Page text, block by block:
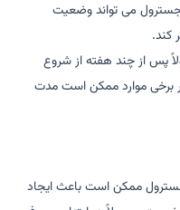
می تواند وضعیت
کند.
پس از چند هفته از شروع
برخی موارد ممکن است مدت
ممکن است باعث ایجاد